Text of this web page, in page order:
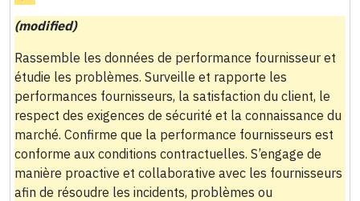
(modified)
Rassemble les données de performance fournisseur et
étudie les problèmes. Surveille et rapporte les
performances fournisseurs, la satisfaction du client, le
respect des exigences de sécurité et la connaissance du
marché. Confirme que la performance fournisseurs est
conforme aux conditions contractuelles. S’engage de
manière proactive et collaborative avec les fournisseurs
afin de résoudre les incidents, problèmes ou